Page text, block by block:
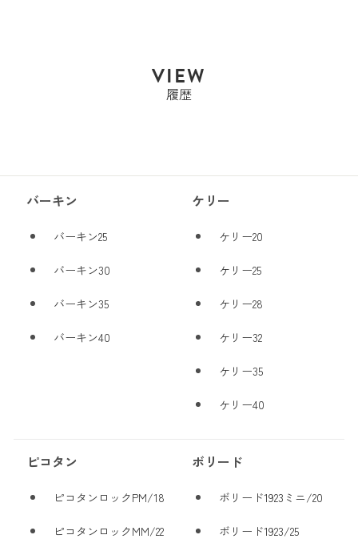
VIEW
履歴
バーキン
バーキン25
バーキン30
バーキン35
バーキン40
ケリー
ケリー20
ケリー25
ケリー28
ケリー32
ケリー35
ケリー40
ピコタン
ピコタンロックPM/18
ピコタンロックMM/22
ボリード
ボリード1923ミニ/20
ボリード1923/25